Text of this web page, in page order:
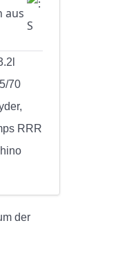
aus
70
RRR
der